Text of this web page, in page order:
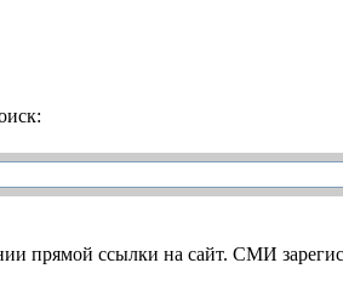
прямой ссылки на сайт. СМИ